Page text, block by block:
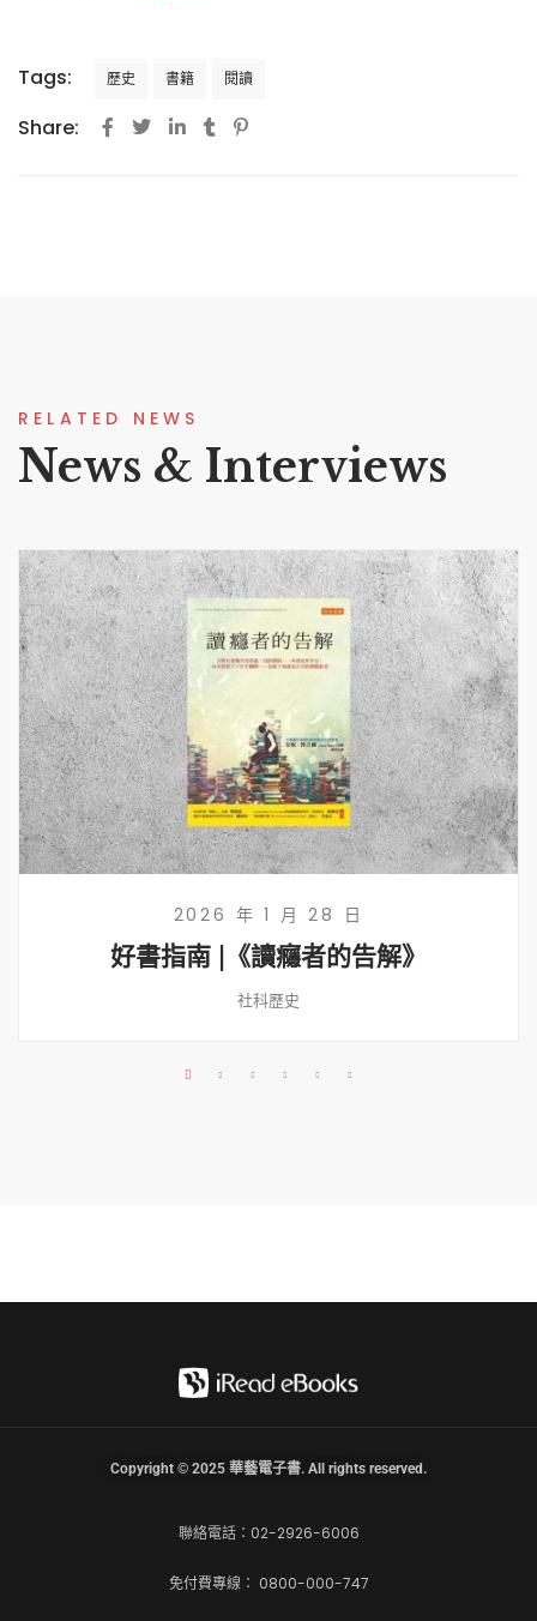
Tags: 歷史 書籍 閱讀
Share:
RELATED NEWS
News & Interviews
2026 年 1 月 28 日
好書指南 |《讀癮者的告解》
社科歷史
聯絡電話：02-2926-6006
免付費專線： 0800-000-747
Copyright © 2025 華藝電子書. All rights reserved.